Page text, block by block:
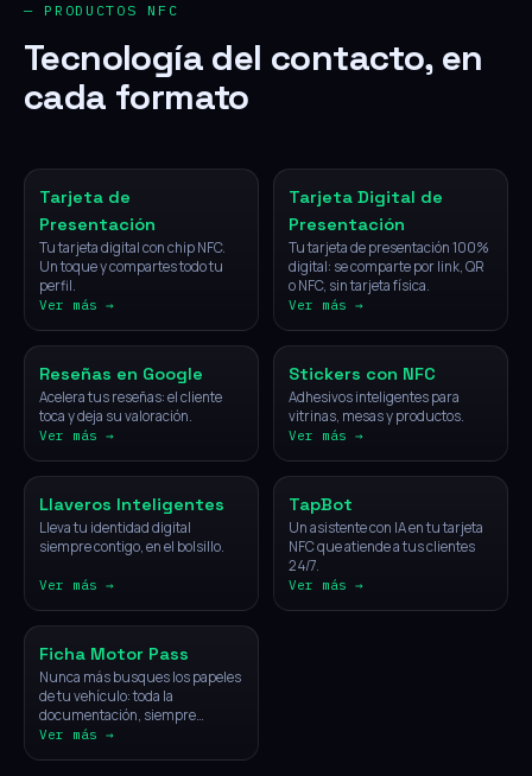
— PRODUCTOS NFC
Tecnología del contacto, en
cada formato
Tarjeta de
Presentación
Tu tarjeta digital con chip NFC.
Un toque y compartes todo tu
perfil.
Ver más →
Tarjeta Digital de
Presentación
Tu tarjeta de presentación 100%
digital: se comparte por link, QR
o NFC, sin tarjeta física.
Ver más →
NFC
Reseñas en Google
Acelera tus reseñas: el cliente
toca y deja su valoración.
Ver más →
NFC
Stickers con NFC
Adhesivos inteligentes para
vitrinas, mesas y productos.
Ver más →
NFC
Llaveros Inteligentes
Lleva tu identidad digital
siempre contigo, en el bolsillo.
Ver más →
IA
TapBot
Un asistente con IA en tu tarjeta
NFC que atiende a tus clientes
24/7.
Ver más →
Vehículos
Ficha Motor Pass
Nunca más busques los papeles
de tu vehículo: toda la
documentación, siempre
disponible con un solo toque.
Ver más →